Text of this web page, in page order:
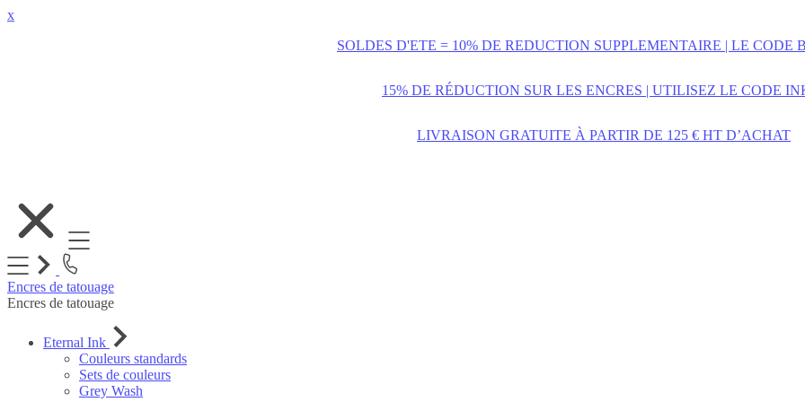
x
SOLDES D'ETE = 10% DE REDUCTION SUPPLEMENTAIRE | LE CODE
15% DE RÉDUCTION SUR LES ENCRES | UTILISEZ LE CODE
LIVRAISON GRATUITE À PARTIR DE 125 € HT D’ACHAT
Encres de tatouage
Encres de tatouage
Eternal Ink
Couleurs standards
Sets de couleurs
Grey Wash